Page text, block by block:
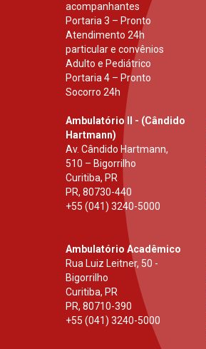
acompanhantes
Portaria 3 – Pronto
Atendimento 24h
particular e convênios
Adulto e Pediátrico
Portaria 4 – Pronto
Socorro 24h
Ambulatório II - (Cândido
Hartmann)
Av. Cândido Hartmann,
510 – Bigorrilho
Curitiba, PR
PR, 80730-440
+55 (041) 3240-5000
Ambulatório Acadêmico
Rua Luiz Leitner, 50 -
Bigorrilho
Curitiba, PR
PR, 80710-390
+55 (041) 3240-5000